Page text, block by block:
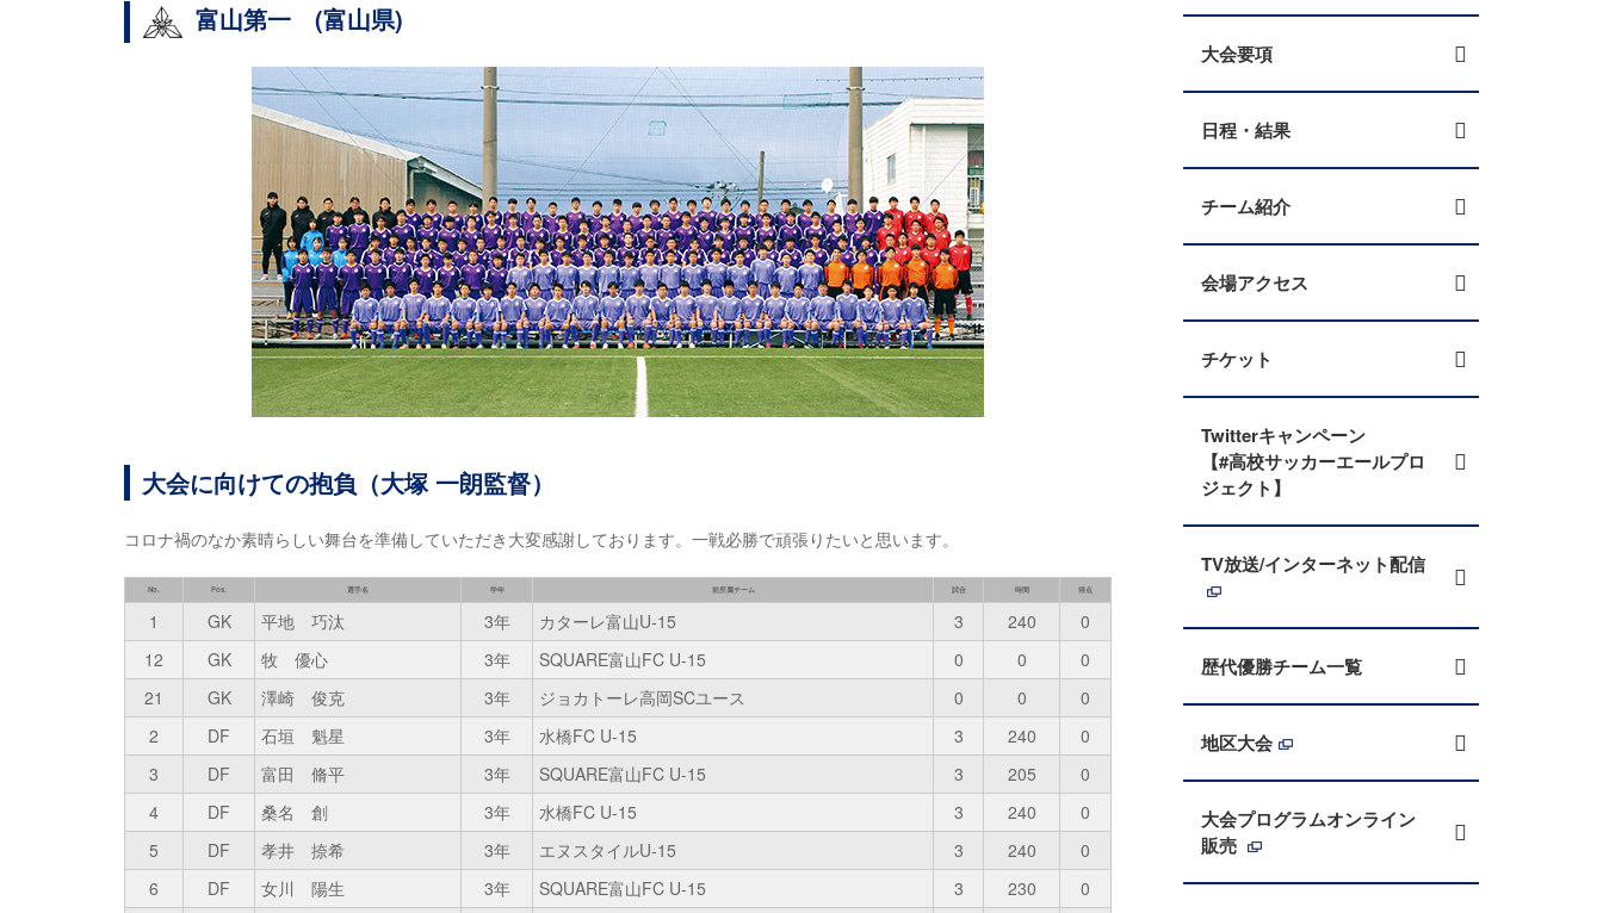
富山第一 (富山県)
大会に向けての抱負（大塚 一朗監督）
コロナ禍のなか素晴らしい舞台を準備していただき大変感謝しております。一戦必勝で頑張りたいと思います。
No. Pos. 選手名 学年 前所属チーム 試合 時間 得点
1 GK 平地 巧汰 3年 カターレ富山U-15 3 240
0
12
GK 牧 優心 3年 SQUARE富山FC U-15 0 0
0
21
GK 澤崎 俊克 3年 ジョカトーレ高岡SCユース 0 0
0
2
DF 石垣 魁星 3年 水橋FC U-15 3 240
0
3
DF 富田 脩平 3年 SQUARE富山FC U-15 3 205
0
4
DF 桑名 創 3年 水橋FC U-15 3 240
0
5
DF 孝井 捺希 3年 エヌスタイルU-15 3 240
0
6
DF 女川 陽生 3年 SQUARE富山FC U-15 3 230
0
大会要項
日程・結果
チーム紹介
会場アクセス
チケット
Twitterキャンペーン
【#高校サッカーエールプロ
ジェクト】
TV放送/インターネット配信
歴代優勝チーム一覧
地区大会
大会プログラムオンライン
販売